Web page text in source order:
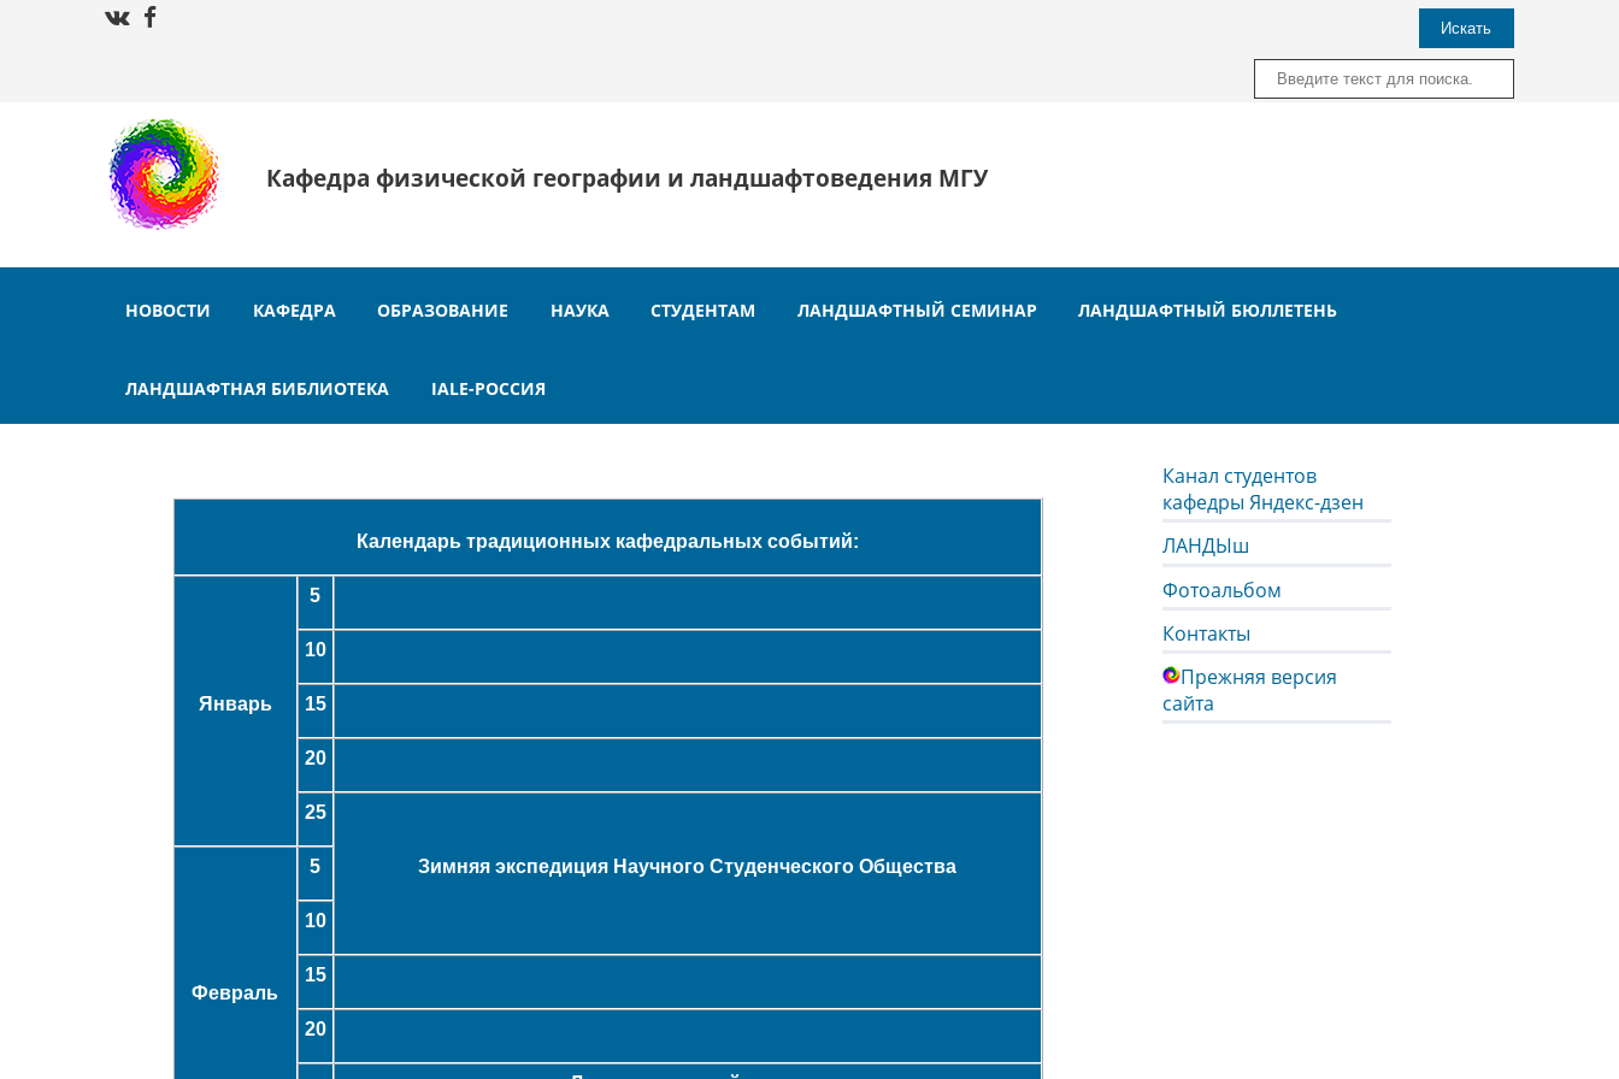
Искать
Кафедра физической географии и ландшафтоведения МГУ
НОВОСТИ КАФЕДРА ОБРАЗОВАНИЕ НАУКА СТУДЕНТАМ ЛАНДШАФТНЫЙ СЕМИНАР ЛАНДШАФТНЫЙ БЮЛЛЕТЕНЬ
ЛАНДШАФТНАЯ БИБЛИОТЕКА IALE-РОССИЯ
Календарь традиционных кафедральных событий:
Январь
5
10
15
20
25
Зимняя экспедиция Научного Студенческого Общества
Февраль
5
10
15
20
Канал студентов
кафедры Яндекс-дзен
ЛАНДЫш
Фотоальбом
Контакты
Прежняя версия
сайта